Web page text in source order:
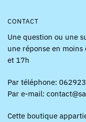
CONTACT
Une question ou une
une réponse en
et 17h
Par téléphone:
Par e-mail:
Cette boutique